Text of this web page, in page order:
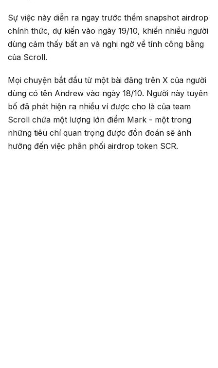
Sự việc này diễn ra ngay trước thềm snapshot airdrop
chính thức, dự kiến vào ngày 19/10, khiến nhiều người
dùng cảm thấy bất an và nghi ngờ về tính công bằng
của Scroll.
Mọi chuyện bắt đầu từ một bài đăng trên X của người
dùng có tên Andrew vào ngày 18/10. Người này tuyên
bố đã phát hiện ra nhiều ví được cho là của team
Scroll chứa một lượng lớn điểm Mark - một trong
những tiêu chí quan trọng được đồn đoán sẽ ảnh
hưởng đến việc phân phối airdrop token SCR.